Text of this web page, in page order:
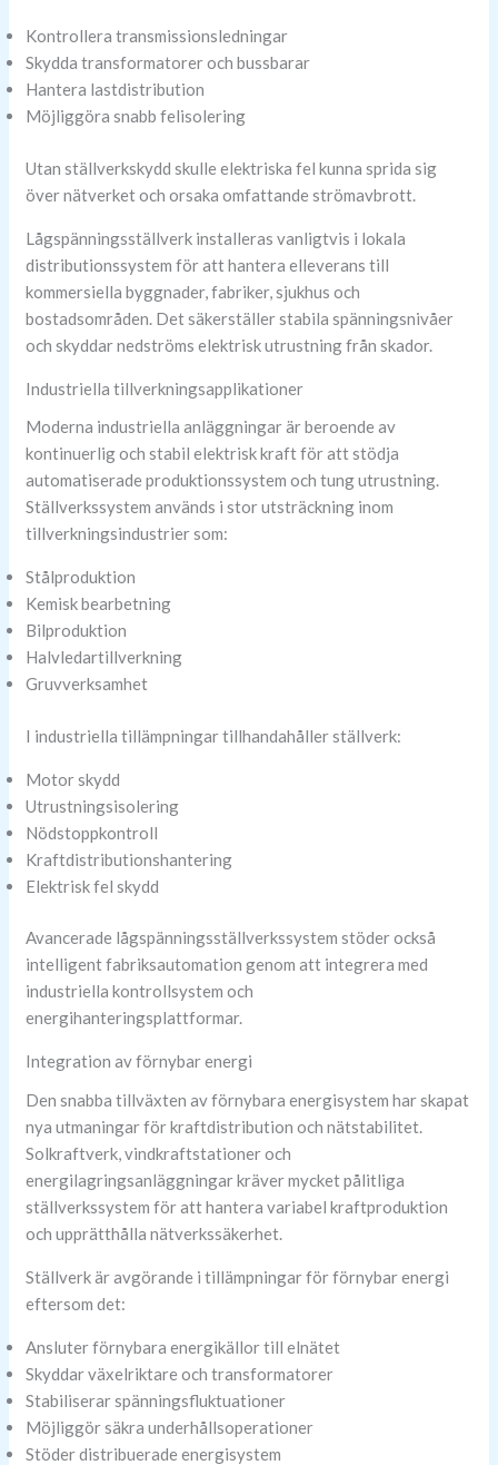
Kontrollera transmissionsledningar
Skydda transformatorer och bussbarar
Hantera lastdistribution
Möjliggöra snabb felisolering
Utan ställverkskydd skulle elektriska fel kunna sprida sig
över nätverket och orsaka omfattande strömavbrott.
Lågspänningsställverk installeras vanligtvis i lokala
distributionssystem för att hantera elleverans till
kommersiella byggnader, fabriker, sjukhus och
bostadsområden. Det säkerställer stabila spänningsnivåer
och skyddar nedströms elektrisk utrustning från skador.
Industriella tillverkningsapplikationer
Moderna industriella anläggningar är beroende av
kontinuerlig och stabil elektrisk kraft för att stödja
automatiserade produktionssystem och tung utrustning.
Ställverkssystem används i stor utsträckning inom
tillverkningsindustrier som:
Stålproduktion
Kemisk bearbetning
Bilproduktion
Halvledartillverkning
Gruvverksamhet
I industriella tillämpningar tillhandahåller ställverk:
Motor skydd
Utrustningsisolering
Nödstoppkontroll
Kraftdistributionshantering
Elektrisk fel skydd
Avancerade lågspänningsställverkssystem stöder också
intelligent fabriksautomation genom att integrera med
industriella kontrollsystem och
energihanteringsplattformar.
Integration av förnybar energi
Den snabba tillväxten av förnybara energisystem har skapat
nya utmaningar för kraftdistribution och nätstabilitet.
Solkraftverk, vindkraftstationer och
energilagringsanläggningar kräver mycket pålitliga
ställverkssystem för att hantera variabel kraftproduktion
och upprätthålla nätverkssäkerhet.
Ställverk är avgörande i tillämpningar för förnybar energi
eftersom det:
Ansluter förnybara energikällor till elnätet
Skyddar växelriktare och transformatorer
Stabiliserar spänningsfluktuationer
Möjliggör säkra underhållsoperationer
Stöder distribuerade energisystem